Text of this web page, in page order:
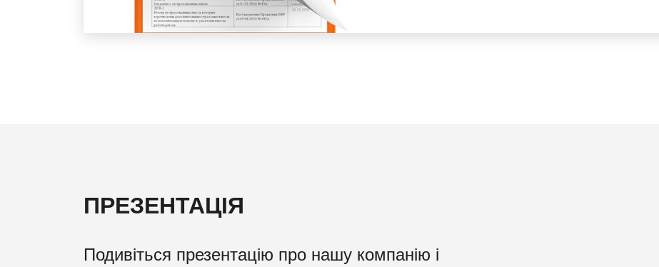
ПРЕЗЕНТАЦІЯ
Подивіться презентацію про нашу компанію і